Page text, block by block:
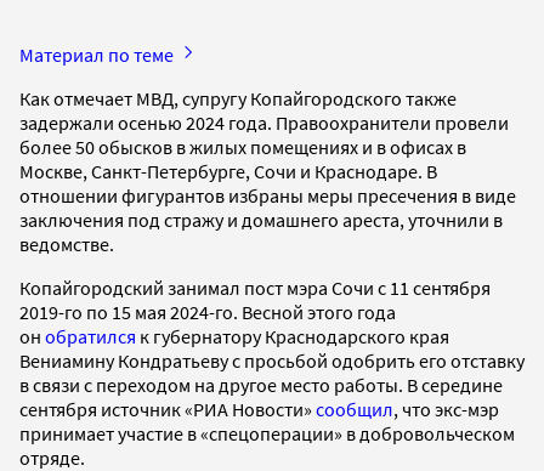
Материал по теме
Как отмечает МВД, супругу Копайгородского также
задержали осенью 2024 года. Правоохранители провели
более 50 обысков в жилых помещениях и в офисах в
Москве, Санкт-Петербурге, Сочи и Краснодаре. В
отношении фигурантов избраны меры пресечения в виде
заключения под стражу и домашнего ареста, уточнили в
ведомстве.
Копайгородский занимал пост мэра Сочи с 11 сентября
2019-го по 15 мая 2024-го. Весной этого года
он обратился к губернатору Краснодарского края
Вениамину Кондратьеву с просьбой одобрить его отставку
в связи с переходом на другое место работы. В середине
сентября источник «РИА Новости» сообщил, что экс-мэр
принимает участие в «спецоперации» в добровольческом
отряде.